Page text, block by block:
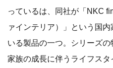
っているは、同社が「NKC
ァインテリア）」という国
いる製品の一つ。シリーズの
家族の成長に伴うライフス